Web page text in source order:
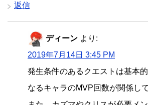
返信
ディーン より:
2019年7月14日 3:45 PM
発生条件のあるクエストは基本
なるキャラのMVP回数が関係し